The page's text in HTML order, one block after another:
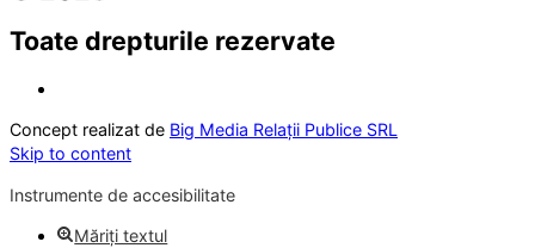
Toate drepturile rezervate
Concept realizat de Big Media Relații Publice SRL
Skip to content
Instrumente de accesibilitate
Măriți textul